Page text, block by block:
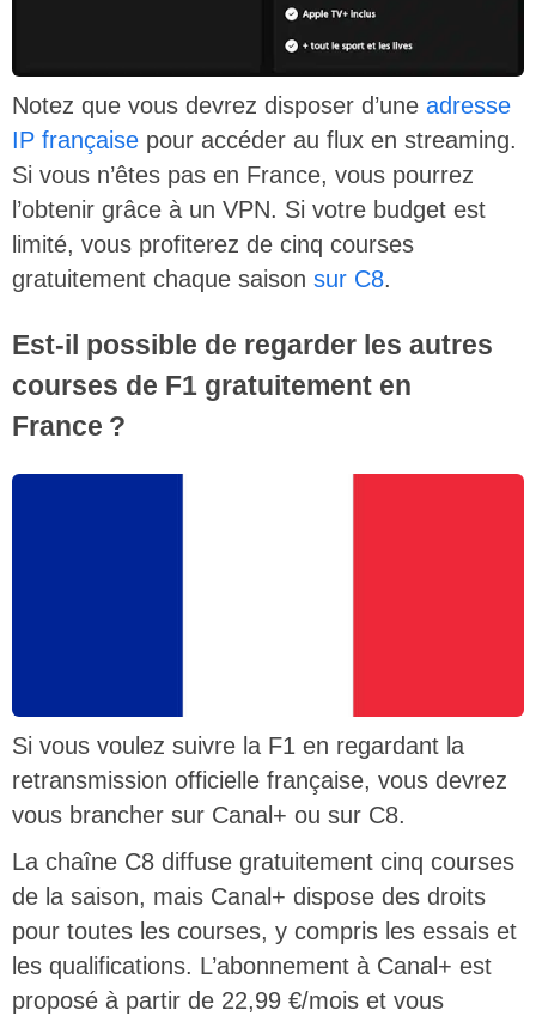
Notez que vous devrez disposer d’une adresse
IP française pour accéder au flux en streaming.
Si vous n’êtes pas en France, vous pourrez
l’obtenir grâce à un VPN. Si votre budget est
limité, vous profiterez de cinq courses
gratuitement chaque saison sur C8.
Est-il possible de regarder les autres
courses de F1 gratuitement en
France ?
Si vous voulez suivre la F1 en regardant la
retransmission officielle française, vous devrez
vous brancher sur Canal+ ou sur C8.
La chaîne C8 diffuse gratuitement cinq courses
de la saison, mais Canal+ dispose des droits
pour toutes les courses, y compris les essais et
les qualifications. L’abonnement à Canal+ est
proposé à partir de 22,99 €/mois et vous